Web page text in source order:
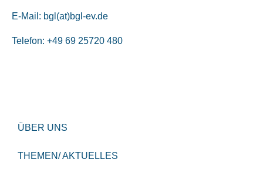
E-Mail: bgl(at)bgl-ev.de
Telefon: +49 69 25720 480
ÜBER UNS
THEMEN/ AKTUELLES